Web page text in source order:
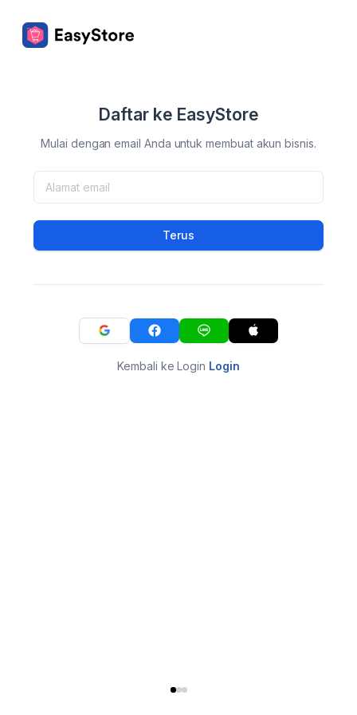
Daftar ke EasyStore
Mulai dengan email Anda untuk membuat akun bisnis.
Terus
Kembali ke Login Login